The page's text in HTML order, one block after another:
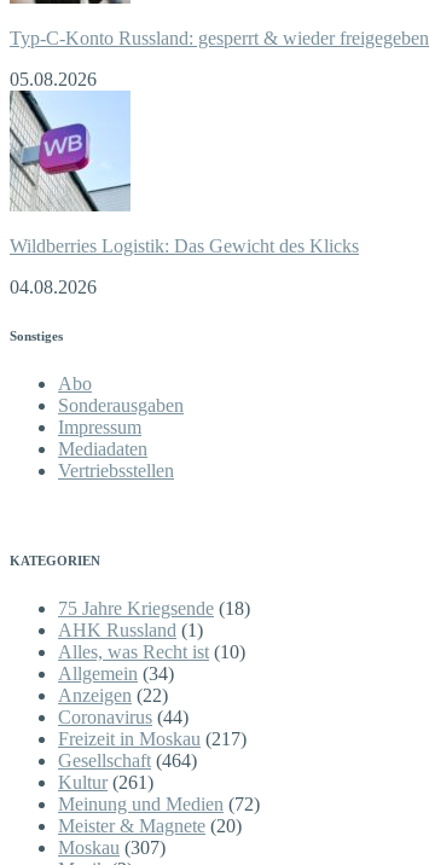
Typ-C-Konto Russland: gesperrt & wieder freigegeben
05.08.2026
Wildberries Logistik: Das Gewicht des Klicks
04.08.2026
Sonstiges
Abo
Sonderausgaben
Impressum
Mediadaten
Vertriebsstellen
KATEGORIEN
75 Jahre Kriegsende (18)
AHK Russland (1)
Alles, was Recht ist (10)
Allgemein (34)
Anzeigen (22)
Coronavirus (44)
Freizeit in Moskau (217)
Gesellschaft (464)
Kultur(261)
Meinung und Medien (72)
Meister & Magnete (20)
Moskau (307)